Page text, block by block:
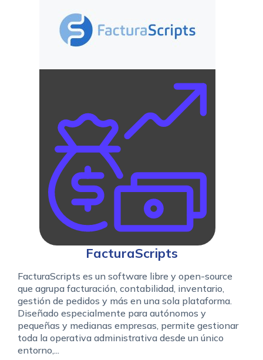
FacturaScripts
FacturaScripts es un software libre y open-source
que agrupa facturación, contabilidad, inventario,
gestión de pedidos y más en una sola plataforma.
Diseñado especialmente para autónomos y
pequeñas y medianas empresas, permite gestionar
toda la operativa administrativa desde un único
entorno,...